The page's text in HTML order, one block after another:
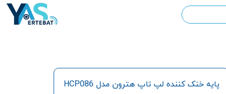
پایه خنک کننده لپ تاپ هترون مدل HCP086